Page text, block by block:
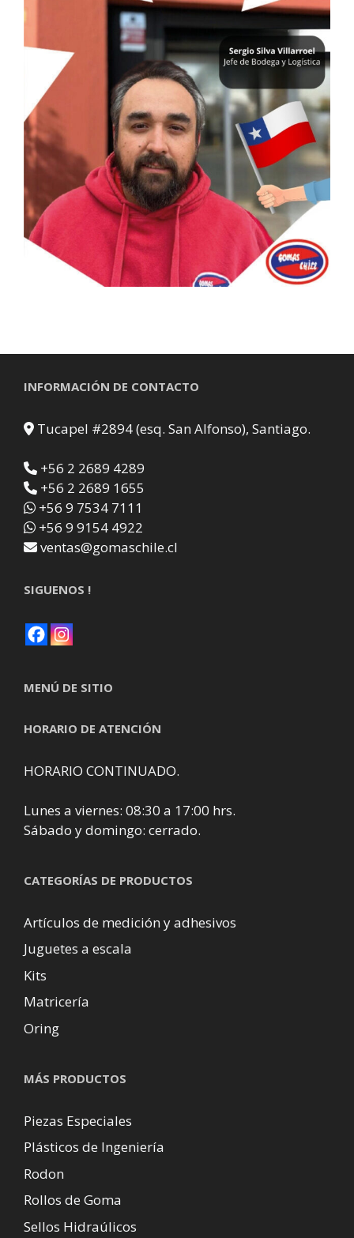
INFORMACIÓN DE CONTACTO
Tucapel #2894 (esq. San Alfonso), Santiago.
+56 2 2689 4289
+56 2 2689 1655
+56 9 7534 7111
+56 9 9154 4922
ventas@gomaschile.cl
SIGUENOS !
MENÚ DE SITIO
HORARIO DE ATENCIÓN
HORARIO CONTINUADO.
Lunes a viernes: 08:30 a 17:00 hrs.
Sábado y domingo: cerrado.
CATEGORÍAS DE PRODUCTOS
Artículos de medición y adhesivos
Juguetes a escala
Kits
Matricería
Oring
MÁS PRODUCTOS
Piezas Especiales
Plásticos de Ingeniería
Rodon
Rollos de Goma
Sellos Hidraúlicos